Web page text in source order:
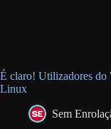
É claro! Utilizadores do
Linux
Sem